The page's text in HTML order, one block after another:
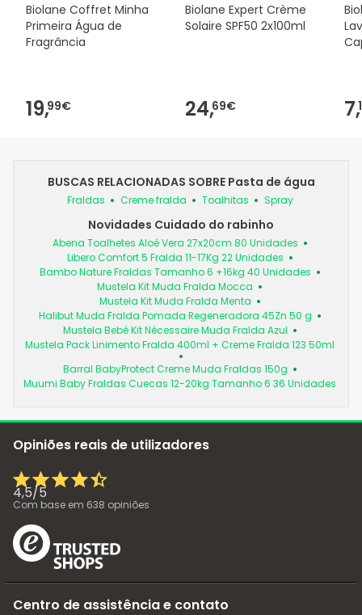
Biolane Coffret Minha
Primeira Água de
Fragrância
19,99€
Biolane Expert Crème
Solaire SPF50 2x100ml
24,69€ 7,
BUSCAS RELACIONADAS SOBRE Pasta de água
Fraldas Creme fralda Toalhitas Spray
Novidades Cuidado do rabinho
Abena Toalhetes Aloé Vera 27x20cm 80 Unidades
Libero Comfort 5 Fralda 11-17Kg 22 Unidades
Bambo Nature Fraldas Tamanho 6 +16kg 40 Unidades
Mustela Kit Muda Fralda Mocca
Mustela Kit Muda Fralda Menta
Halibut Muda Fralda Pomada Regeneradora 45Zn 50 g
Mustela Bebé Kit Nécessaire Muda Fralda Azul
Mustela Pack Linimento Fralda 400ml + Creme Fralda 123 50ml
Barral BabyProtect Creme Muda Fraldas 150g
Muumi Baby Fraldas Cuecas 12-20kg Tamanho 6 36 Unidades
Opiniões reais de utilizadores
4,5/5
Com base em 638 opiniões
Centro de assistência e contato